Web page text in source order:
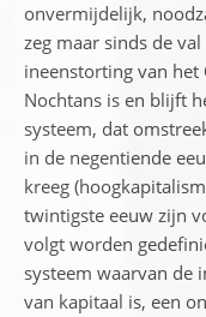
onvermijdelijk,
zeg maar sinds de
ineenstorting van
Nochtans is en blijft
systeem, dat
in de negentiende
kreeg
twintigste eeuw zijn
volgt worden
systeem waarvan de
van kapitaal is, een